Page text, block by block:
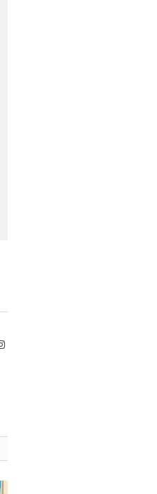
Instagram